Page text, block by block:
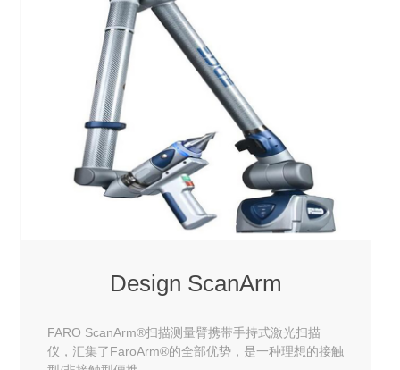
Design ScanArm
FARO ScanArm®扫描测量臂携带手持式激光扫描
仪，汇集了FaroArm®的全部优势，是一种理想的接触